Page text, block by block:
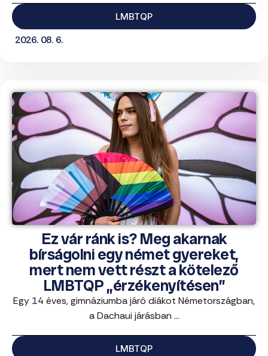
LMBTQP
2026. 08. 6.
Ez vár ránk is? Meg akarnak
bírságolni egy német gyereket,
mert nem vett részt a kötelező
LMBTQP „érzékenyítésen”
Egy 14 éves, gimnáziumba járó diákot Németországban,
a Dachaui járásban ...
LMBTQP